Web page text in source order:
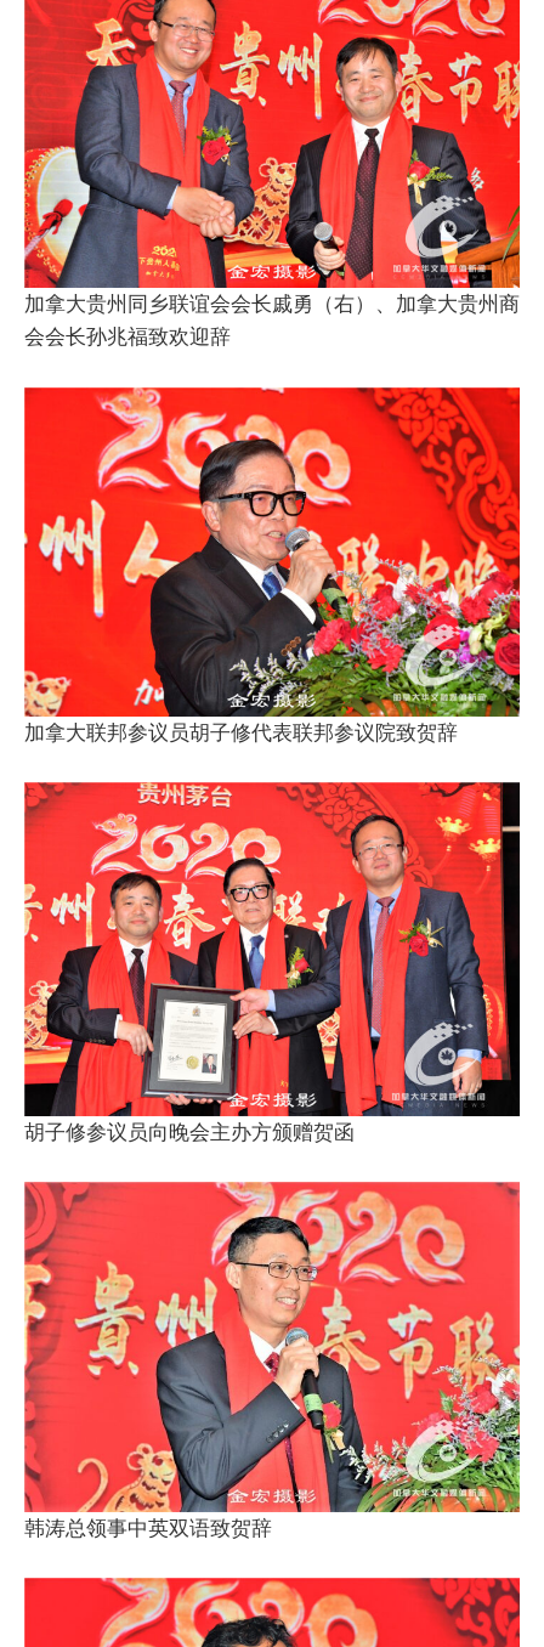
加拿大贵州同乡联谊会会长戚勇（右）、加拿大贵州商
会会长孙兆福致欢迎辞
加拿大联邦参议员胡子修代表联邦参议院致贺辞
胡子修参议员向晚会主办方颁赠贺函
韩涛总领事中英双语致贺辞